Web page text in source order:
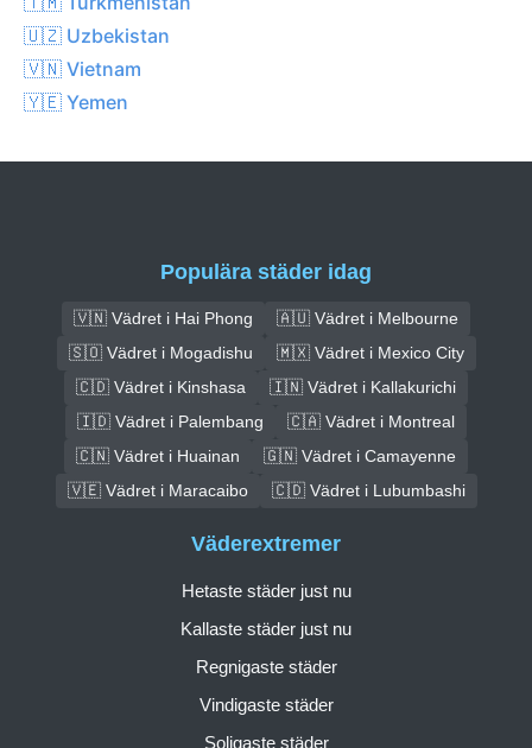
🇺🇿 Uzbekistan
🇻🇳 Vietnam
🇾🇪 Yemen
Populära städer idag
🇻🇳 Vädret i Hai Phong
🇦🇺 Vädret i Melbourne
🇸🇴 Vädret i Mogadishu
🇲🇽 Vädret i Mexico City
🇨🇩 Vädret i Kinshasa
🇮🇳 Vädret i Kallakurichi
🇮🇩 Vädret i Palembang
🇨🇦 Vädret i Montreal
🇨🇳 Vädret i Huainan
🇬🇳 Vädret i Camayenne
🇻🇪 Vädret i Maracaibo
🇨🇩 Vädret i Lubumbashi
Väderextremer
Hetaste städer just nu
Kallaste städer just nu
Regnigaste städer
Vindigaste städer
Soligaste städer